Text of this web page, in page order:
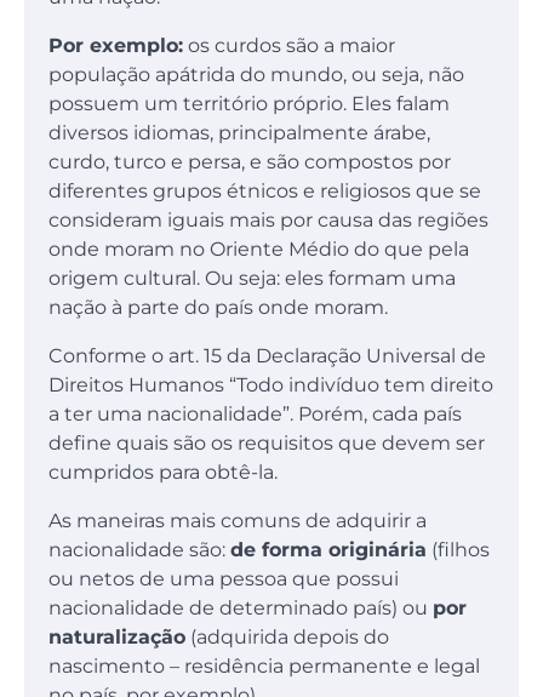
Por exemplo: os curdos são a maior
população apátrida do mundo, ou seja, não
possuem um território próprio. Eles falam
diversos idiomas, principalmente árabe,
curdo, turco e persa, e são compostos por
diferentes grupos étnicos e religiosos que se
consideram iguais mais por causa das regiões
onde moram no Oriente Médio do que pela
origem cultural. Ou seja: eles formam uma
nação à parte do país onde moram.
Conforme o art. 15 da Declaração Universal de
Direitos Humanos “Todo indivíduo tem direito
a ter uma nacionalidade”. Porém, cada país
define quais são os requisitos que devem ser
cumpridos para obtê-la.
As maneiras mais comuns de adquirir a
nacionalidade são: de forma originária (filhos
ou netos de uma pessoa que possui
nacionalidade de determinado país) ou por
naturalização (adquirida depois do
nascimento – residência permanente e legal